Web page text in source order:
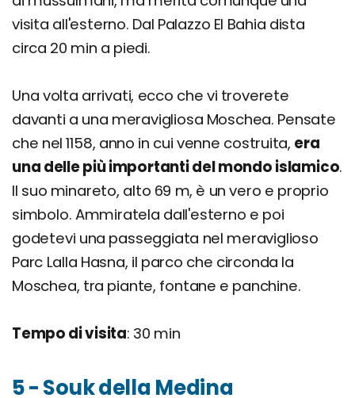
visita all'esterno. Dal Palazzo El Bahia dista
circa 20 min a piedi.
Una volta arrivati, ecco che vi troverete
davanti a una meravigliosa Moschea. Pensate
che nel 1158, anno in cui venne costruita, era
una delle più importanti del mondo islamico.
Il suo minareto, alto 69 m, è un vero e proprio
simbolo. Ammiratela dall'esterno e poi
godetevi una passeggiata nel meraviglioso
Parc Lalla Hasna, il parco che circonda la
Moschea, tra piante, fontane e panchine.
Tempo di visita: 30 min
5 - Souk della Medina